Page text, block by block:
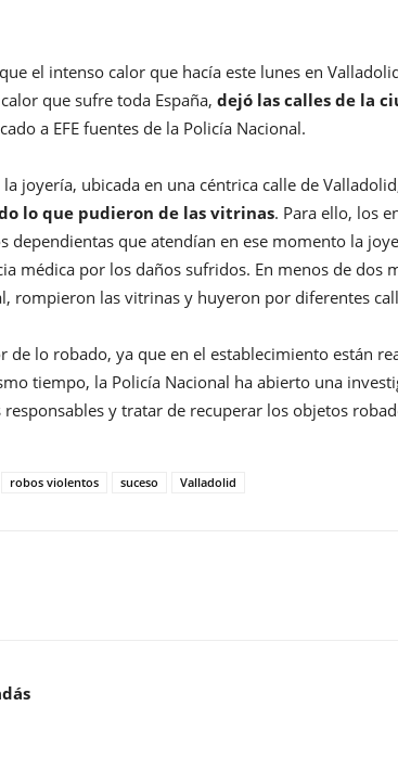
el intenso calor que hacía este lunes en
que sufre toda España, dejó las calles de la
a EFE fuentes de la Policía Nacional.
joyería, ubicada en una céntrica calle de
lo que pudieron de las vitrinas. Para ello, los
dependientas que atendían en ese momento la
médica por los daños sufridos. En menos de dos
rompieron las vitrinas y huyeron por diferentes
de lo robado, ya que en el establecimiento están
tiempo, la Policía Nacional ha abierto una
y tratar de recuperar los objetos
robos violentos suceso Valladolid